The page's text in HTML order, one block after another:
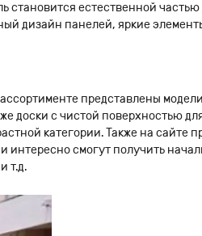
становится естественной
дизайн панелей, яркие
представлены
доски с чистой поверхностью
категории. Также на сайте
смогут получить
т.д.